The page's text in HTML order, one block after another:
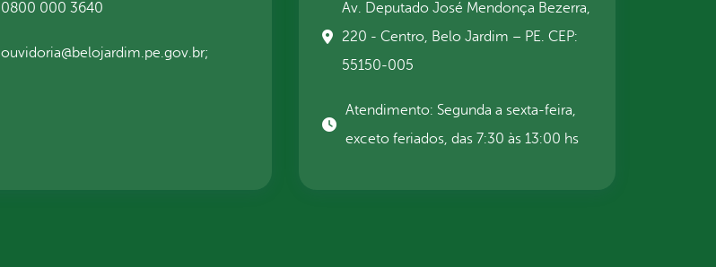
0800 000 3640
ouvidoria@belojardim.pe.gov.br;
Av. Deputado José Mendonça Bezerra,
220 - Centro, Belo Jardim – PE. CEP:
55150-005
Atendimento: Segunda a sexta-feira,
exceto feriados, das 7:30 às 13:00 hs